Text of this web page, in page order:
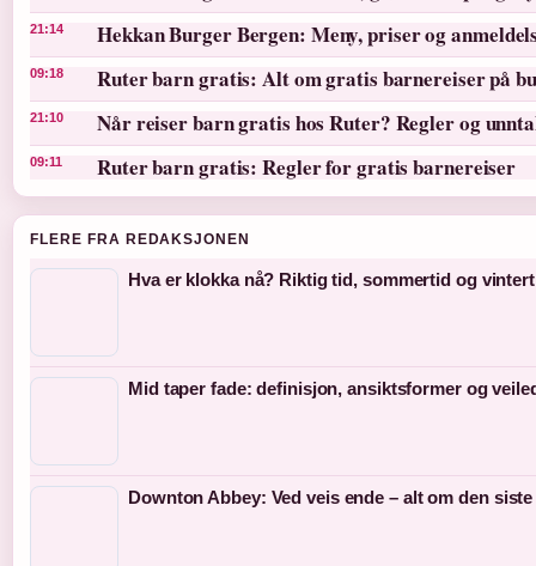
21:14 Hekkan Burger Bergen: Meny, priser og
09:18 Ruter barn gratis: Alt om gratis barnereiser på
21:10 Når reiser barn gratis hos Ruter? Regler og
09:11 Ruter barn gratis: Regler for gratis barnereiser
FLERE FRA REDAKSJONEN
Hva er klokka nå? Riktig tid, sommertid og
Mid taper fade: definisjon, ansiktsformer og
Downton Abbey: Ved veis ende – alt om den